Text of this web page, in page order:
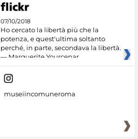
07/10/2018
Ho cercato la libertà più che la
potenza, e quest'ultima soltanto
perché, in parte, secondava la libertà.
— Marguerite Yourcenar
museiincomuneroma